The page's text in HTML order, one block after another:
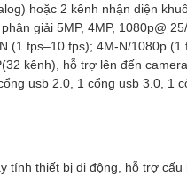
hoặc 2 kênh nhận diện
giải 5MP, 4MP, 1080p@
(1 fps–10 fps); 4M-N/1080p
kênh), hỗ trợ lên đến
cổng usb 2.0, 1 cổng usb 3.0,
tính thiết bị di động, hỗ trợ